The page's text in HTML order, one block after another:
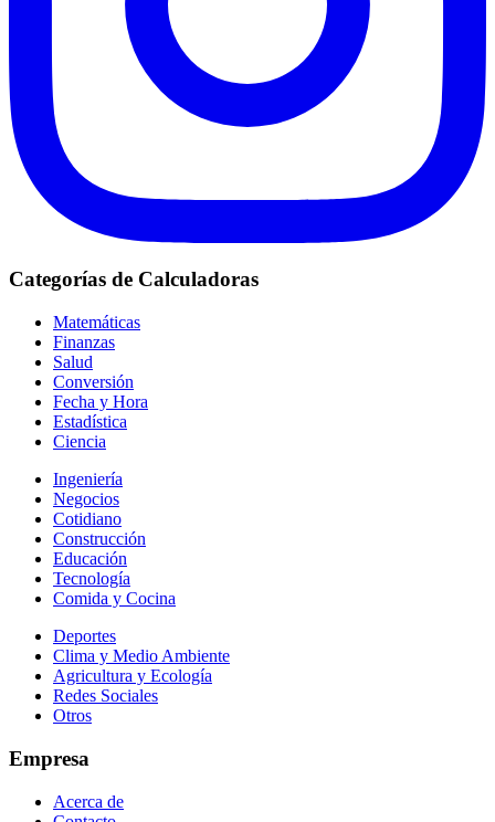
Categorías de Calculadoras
Matemáticas
Finanzas
Salud
Conversión
Fecha y Hora
Estadística
Ciencia
Ingeniería
Negocios
Cotidiano
Construcción
Educación
Tecnología
Comida y Cocina
Deportes
Clima y Medio Ambiente
Agricultura y Ecología
Redes Sociales
Otros
Empresa
Acerca de